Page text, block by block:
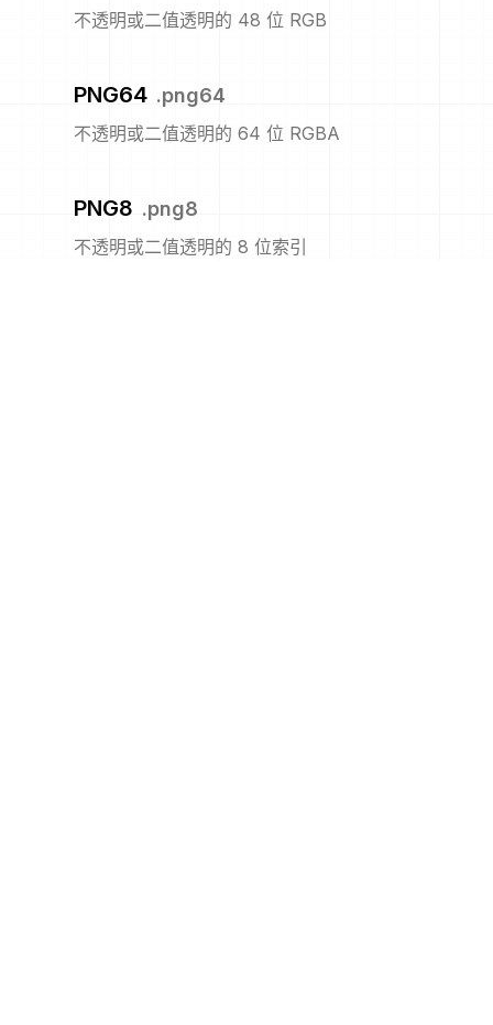
不透明或二值透明的 48 位 RGB
PNG64 .png64
不透明或二值透明的 64 位 RGBA
PNG8 .png8
不透明或二值透明的 8 位索引